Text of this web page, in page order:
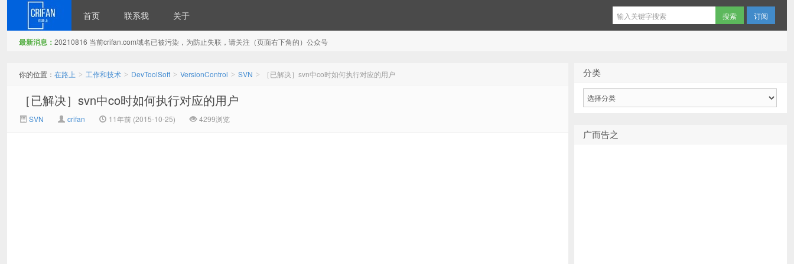
首页 联系我 关于 订阅
最新消息： 20210816 当前crifan.com域名已被污染，为防止失联，请关注（页面右下角的）公众号
你的位置： 在路上 > 工作和技术 > DevToolSoft > VersionControl > SVN > ［已解决］svn中co时如何执行对应的用户
［已解决］svn中co时如何执行对应的用户
SVN crifan 11年前 (2015-10-25) 4299浏览
分类
广而告之